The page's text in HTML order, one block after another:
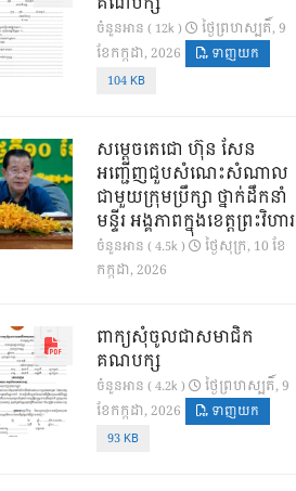
ចំនួនអាន ( 12k )
ថ្ងៃ​ព្រហស្បតិ៍, 9
ខែ​កក្កដា, 2026
ទាញយក
104 KB
សម្តេចតេជោ ហ៊ុន សែន
អញ្ជើញជួបសំណេះសំណាល
ជាមួយក្រុមប្រឹក្សា ថ្នាក់ដឹកនាំ
មន្ទីរ អង្គភាពក្នុងខេត្តព្រះវិហារ
ចំនួនអាន ( 4.5k )
ថ្ងៃ​សុក្រ, 10 ខែ​
កក្កដា, 2026
ពាក្យសុំចូលជាសមាជិក
គណបក្ស
ចំនួនអាន ( 4.2k )
ថ្ងៃ​ព្រហស្បតិ៍, 9
ខែ​កក្កដា, 2026
ទាញយក
93 KB